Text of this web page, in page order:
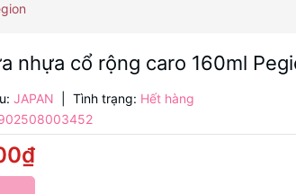
nhựa cổ rộng caro 160ml
JAPAN Tình trạng: Hết hàng